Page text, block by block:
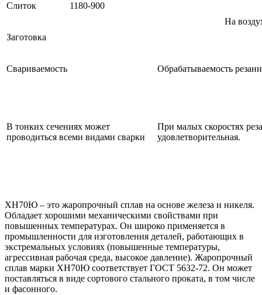
Слиток
1180-900
На
Заготовка
Свариваемость Обрабатываемость
В тонких сечениях может
проводиться всеми видами сварки
При малых скоростях
удовлетворительная.
ХН70Ю – это жаропрочный сплав на основе железа и никеля.
Обладает хорошими механическими свойствами при
повышенных температурах. Он широко применяется в
промышленности для изготовления деталей, работающих в
экстремальных условиях (повышенные температуры,
агрессивная рабочая среда, высокое давление). Жаропрочный
сплав марки ХН70Ю соответствует ГОСТ 5632-72. Он может
поставляться в виде сортового стального проката, в том числе
и фасонного.